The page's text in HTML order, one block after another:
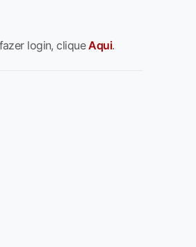
login, cliqueAqui.